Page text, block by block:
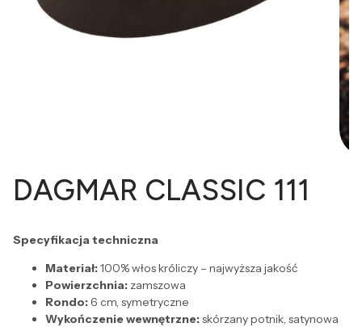
DAGMAR CLASSIC 111
Specyfikacja techniczna
Materiał:100% włos króliczy – najwyższa jakość
Powierzchnia: zamszowa
Rondo:6 cm, symetryczne
Wykończenie wewnętrzne:skórzany potnik, satynowa